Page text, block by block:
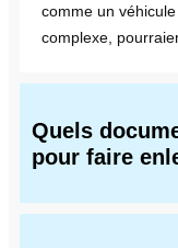
comme un
complexe,
Quels
pour faire